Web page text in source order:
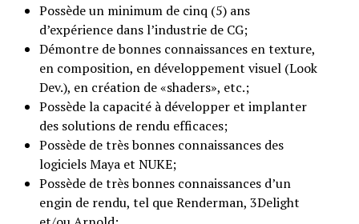
Possède un minimum de cinq (5) ans
d’expérience dans l’industrie de CG;
Démontre de bonnes connaissances en texture,
en composition, en développement visuel (Look
Dev.), en création de «shaders», etc.;
Possède la capacité à développer et implanter
des solutions de rendu efficaces;
Possède de très bonnes connaissances des
logiciels Maya et NUKE;
Possède de très bonnes connaissances d’un
engin de rendu, tel que Renderman, 3Delight